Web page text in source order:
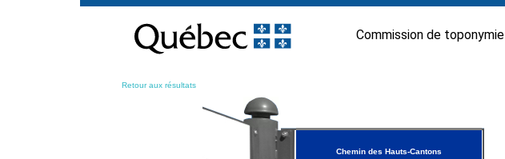
contenu
Commission de toponymie
Retour aux résultats
Chemin des Hauts-Cantons